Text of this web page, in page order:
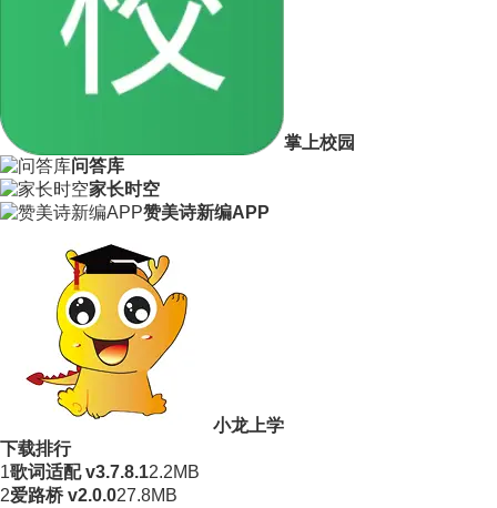
掌上校园
问答库
家长时空
赞美诗新编APP
小龙上学
下载排行
1歌词适配 v3.7.8.12.2MB
2爱路桥 v2.0.027.8MB